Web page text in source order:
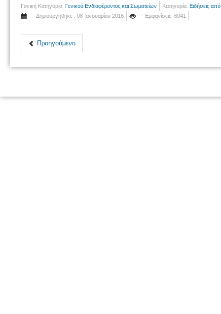
Γονική Κατηγορία: Γενικού Ενδιαφέροντος και Σωματείων Κατηγορία: Ειδήσεις
Δημιουργήθηκε : 08 Ιανουαρίου 2016
Εμφανίσεις: 6041
Προηγούμενο